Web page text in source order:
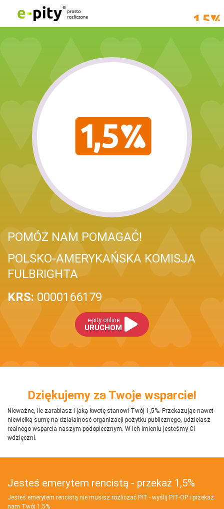
POMÓŻ NAM POMAGAĆ!
POLSKO-AMERYKAŃSKA KOMISJA
FULBRIGHTA
KRS: 0000166179
e-pity online
URUCHOM
Dziękujemy za Twoje wsparcie!
Nieważne, ile zarabiasz i jaką kwotę stanowi Twój 1,5%. Przekazując nawet
niewielką sumę na działalnosć organizacji pożytku publicznego, udzielasz
realnego wsparcia naszym podopiecznym. W ich imieniu jesteśmy Ci
wdzięczni.
Jesteś emerytem rencistą - przekaż 1,5%
Jesteś emerytem rencistą nie musisz rozliczać PIT - wyślij PIT‑OP i przekaż
nam Twój 1,5%